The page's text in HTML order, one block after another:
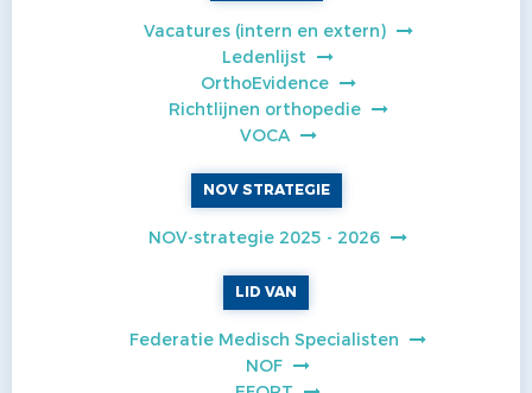
Vacatures (intern en extern)
Ledenlijst
OrthoEvidence
Richtlijnen orthopedie
VOCA
NOV STRATEGIE
NOV-strategie 2025 - 2026
LID VAN
Federatie Medisch Specialisten
NOF